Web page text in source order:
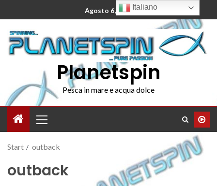
Agosto 6, 2026
Planetspin
Pesca in mare e acqua dolce
Start outback
outback
Italiano